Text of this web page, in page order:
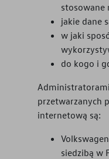
stosowane
jakie dane
w jaki
do kogo i
przetwarzanych
internetową są:
siedzibą w